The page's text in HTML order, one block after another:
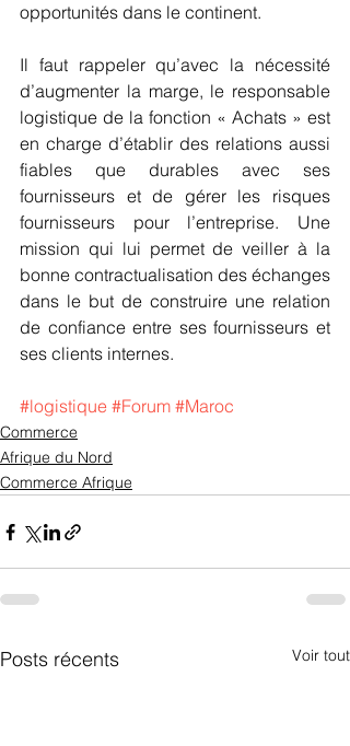
opportunités dans le continent.
Il faut rappeler qu’avec la nécessité
d’augmenter la marge, le responsable
logistique de la fonction « Achats » est
en charge d’établir des relations aussi
fiables que durables avec ses
fournisseurs et de gérer les risques
fournisseurs pour l’entreprise. Une
mission qui lui permet de veiller à la
bonne contractualisation des échanges
dans le but de construire une relation
de confiance entre ses fournisseurs et
ses clients internes.
#logistique #Forum #Maroc
Commerce
Afrique du Nord
Commerce Afrique
Posts récents Voir tout